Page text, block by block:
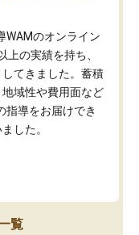
WAMのオンライン
の実績を持ち、
てきました。蓄積
域性や費用面など
指導をお届けでき
した。
覧